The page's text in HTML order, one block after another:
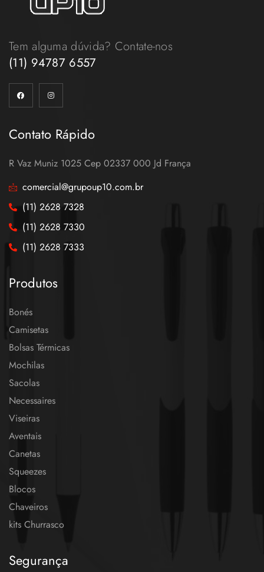
Tem alguma dúvida? Contate-nos
(11) 94787 6557
Contato Rápido
R Vaz Muniz 1025 Cep 02337 000 Jd França
comercial@grupoup10.com.br
(11) 2628 7328
(11) 2628 7330
(11) 2628 7333
Produtos
Bonés
Camisetas
Bolsas Térmicas
Mochilas
Sacolas
Necessaires
Viseiras
Aventais
Canetas
Squeezes
Blocos
Chaveiros
kits Churrasco
Segurança